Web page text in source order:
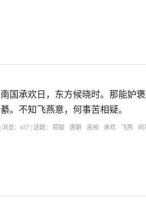
国承欢日，东方候晓时。那能妒
。不知飞燕意，何事苦相疑。
| 浏览：657 | 话题： 郑鏦 唐朝 苦相 承欢 飞燕 何